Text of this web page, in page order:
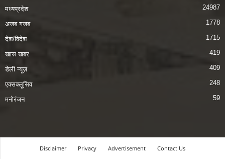
मध्यप्रदेश 24987
अजब गजब 1778
देश/विदेश 1715
खास खबर 419
डेली न्यूज़ 409
एक्सक्लूसिव 248
मनोरंजन 59
Disclaimer Privacy Advertisement Contact Us